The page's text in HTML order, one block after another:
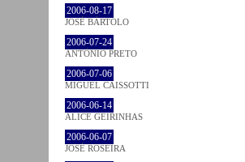
2006-08-17
JOSÉ BÁRTOLO
2006-07-24
ANTÓNIO PRETO
2006-07-06
MIGUEL CAISSOTTI
2006-06-14
ALICE GEIRINHAS
2006-06-07
JOSÉ ROSEIRA